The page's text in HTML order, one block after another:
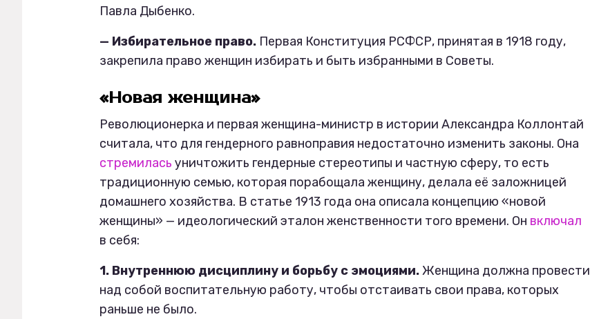
Павла Дыбенко.
— Избирательное право. Первая Конституция РСФСР, принятая в 1918 году,
закрепила право женщин избирать и быть избранными в Советы.
«Новая женщина»
Революционерка и первая женщина-министр в истории Александра Коллонтай
считала, что для гендерного равноправия недостаточно изменить законы. Она
стремилась уничтожить гендерные стереотипы и частную сферу, то есть
традиционную семью, которая порабощала женщину, делала её заложницей
домашнего хозяйства. В статье 1913 года она описала концепцию «новой
женщины» — идеологический эталон женственности того времени. Он включал
в себя:
1. Внутреннюю дисциплину и борьбу с эмоциями.Женщина должна провести
над собой воспитательную работу, чтобы отстаивать свои права, которых
раньше не было.